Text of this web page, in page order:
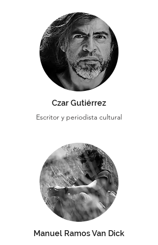
Czar Gutiérrez
Escritor y periodista cultural
Manuel Ramos Van Dick